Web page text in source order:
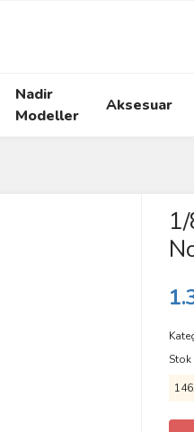
Nadir
Modeller
Aksesuar
Stok